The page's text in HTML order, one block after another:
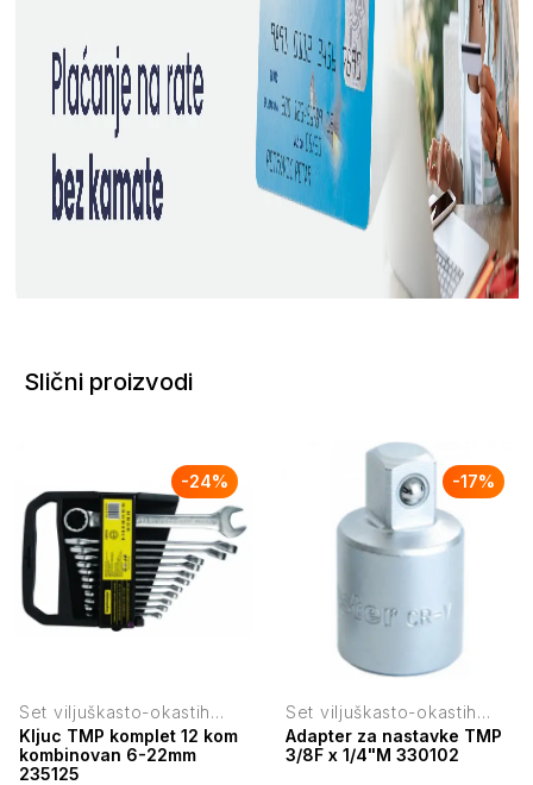
Slični proizvodi
-24%
Set viljuškasto-okastih
ključeva
Kljuc TMP komplet 12 kom
kombinovan 6-22mm
235125
-17%
Set viljuškasto-okastih
ključeva
Adapter za nastavke TMP
3/8F x 1/4"M 330102